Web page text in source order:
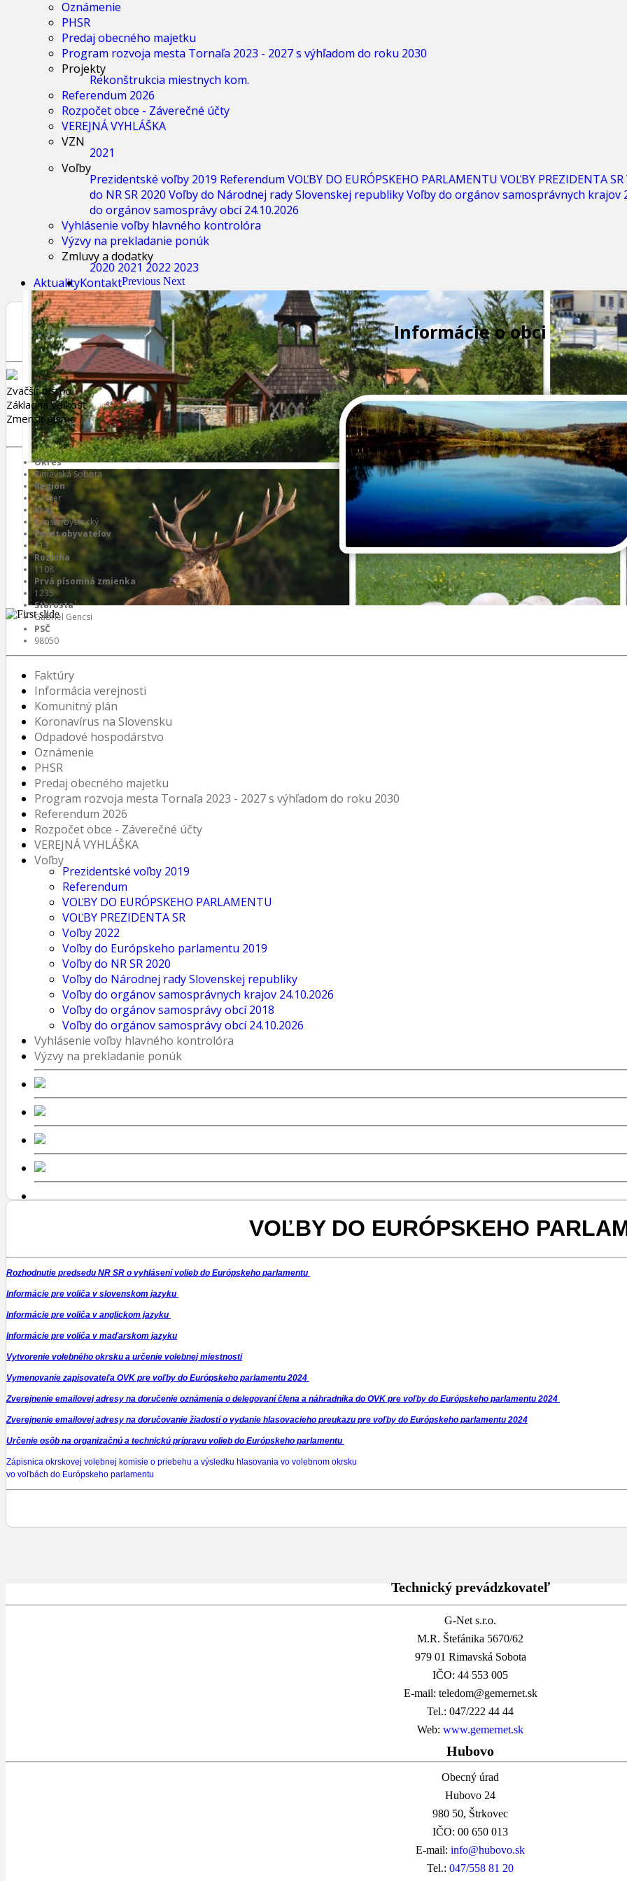
Oznámenie
PHSR
Predaj obecného majetku
Program rozvoja mesta Tornaľa 2023 - 2027 s výhľadom do roku 2030
Projekty
Rekonštrukcia miestnych kom.
Referendum 2026
Rozpočet obce - Záverečné účty
VEREJNÁ VYHLÁŠKA
VZN
2021
Voľby
Prezidentské voľby 2019 ReferendumVOĽBY DO EURÓPSKEHO PARLAMENTU VOĽBY PREZIDENTA SR
do NR SR 2020Voľby do Národnej rady Slovenskej republikyVoľby do orgánov samosprávnych krajov
do orgánov samosprávy obcí 24.10.2026
Vyhlásenie voľby hlavného kontrolóra
Výzvy na prekladanie ponúk
Zmluvy a dodatky
2020 2021 2022 2023
AktualityKontaktPrevious Next
Informácie o obci
Zväčšiť písmo
Základná veľkosť
Zmenšiť písmo
Okres
Rimavská Sobota
Región
Gemer
Kraj
Banskobystrický
Počet obyvateľov
113
Rozloha
1108
Prvá písomná zmienka
1235
Starosta
Gabriel Gencsi
PSČ
98050
Faktúry
Informácia verejnosti
Komunitný plán
Koronavírus na Slovensku
Odpadové hospodárstvo
Oznámenie
PHSR
Predaj obecného majetku
Program rozvoja mesta Tornaľa 2023 - 2027 s výhľadom do roku 2030
Referendum 2026
Rozpočet obce - Záverečné účty
VEREJNÁ VYHLÁŠKA
Voľby
Prezidentské voľby 2019
Referendum
VOĽBY DO EURÓPSKEHO PARLAMENTU
VOĽBY PREZIDENTA SR
Voľby 2022
Voľby do Európskeho parlamentu 2019
Voľby do NR SR 2020
Voľby do Národnej rady Slovenskej republiky
Voľby do orgánov samosprávnych krajov 24.10.2026
Voľby do orgánov samosprávy obcí 2018
Voľby do orgánov samosprávy obcí 24.10.2026
Vyhlásenie voľby hlavného kontrolóra
Výzvy na prekladanie ponúk
VOĽBY DO EURÓPSKEHO
Rozhodnutie predsedu NR SR o vyhlásení volieb do Európskeho parlamentu
Informácie pre voliča v slovenskom jazyku
Informácie pre voliča v anglickom jazyku
Informácie pre voliča v maďarskom jazyku
Vytvorenie volebného okrsku a určenie volebnej miestnosti
Vymenovanie zapisovateľa OVK pre voľby do Európskeho parlamentu 2024
Zverejnenie emailovej adresy na doručenie oznámenia o delegovaní člena a náhradníka do OVK pre voľby do Európskeho parlamentu 2024
Zverejnenie emailovej adresy na doručovanie žiadostí o vydanie hlasovacieho preukazu pre voľby do Európskeho parlamentu 2024
Určenie osôb na organizačnú a technickú prípravu volieb do Európskeho parlamentu
Zápisnica okrskovej volebnej komisie o priebehu a výsledku hlasovania vo volebnom okrsku
vo voľbách do Európskeho parlamentu
Technický prevádzkovateľ
G-Net s.r.o.
M.R. Štefánika 5670/62
979 01 Rimavská Sobota
IČO: 44 553 005
E-mail: teledom@gemernet.sk
Tel.: 047/222 44 44
Web: www.gemernet.sk
Hubovo
Obecný úrad
Hubovo 24
980 50, Štrkovec
IČO: 00 650 013
E-mail: info@hubovo.sk
Tel.: 047/558 81 20